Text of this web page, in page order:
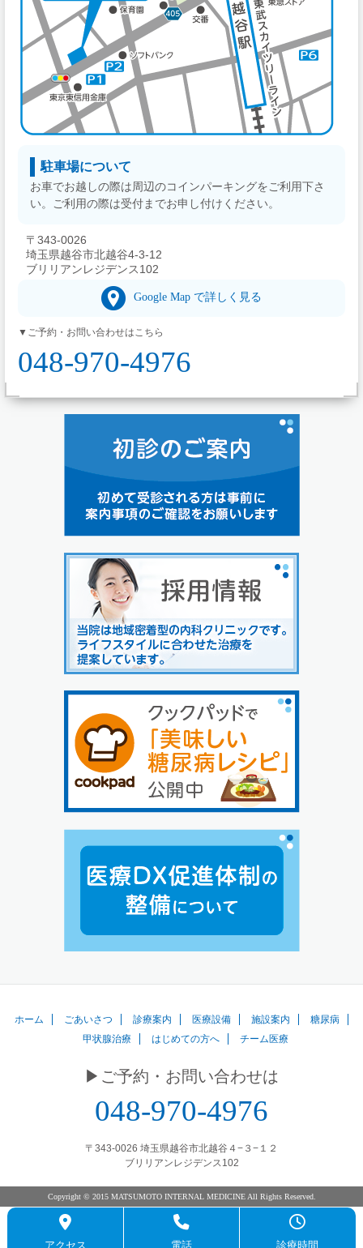
駐車場について
お車でお越しの際は周辺のコインパーキングをご利用下さ
い。ご利用の際は受付までお申し付けください。
〒343-0026
埼玉県越谷市北越谷4-3-12
ブリリアンレジデンス102
Google Map で詳しく見る
▼ご予約・お問い合わせはこちら
048-970-4976
アクセス 電話 診療時間
ホーム ごあいさつ 診療案内 医療設備 施設案内
糖尿病
甲状腺治療
はじめての方へ チーム医療
▶︎ご予約・お問い合わせは
048-970-4976
〒343-0026 埼玉県越谷市北越谷４−３−１２
ブリリアンレジデンス102
Copyright © 2015 MATSUMOTO INTERNAL MEDICINE All Rights Reserved.